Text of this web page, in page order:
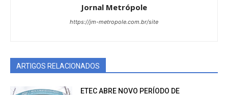
Jornal Metrópole
https://jm-metropole.com.br/site
ARTIGOS RELACIONADOS
ETEC ABRE NOVO PERÍODO DE